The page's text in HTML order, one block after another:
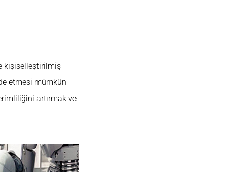
kişiselleştirilmiş
etmesi mümkün
artırmak ve